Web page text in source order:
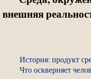
внешняя
История: продукт
Что оскверняет